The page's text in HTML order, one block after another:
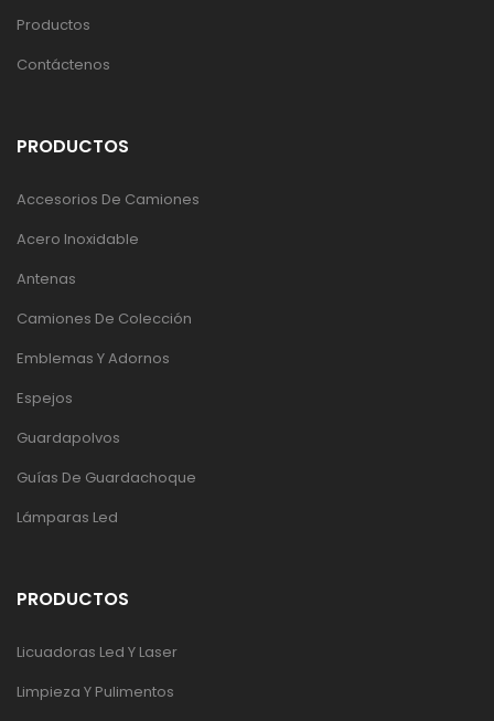
Productos
Contáctenos
PRODUCTOS
Accesorios De Camiones
Acero Inoxidable
Antenas
Camiones De Colección
Emblemas Y Adornos
Espejos
Guardapolvos
Guías De Guardachoque
Lámparas Led
PRODUCTOS
Licuadoras Led Y Laser
Limpieza Y Pulimentos